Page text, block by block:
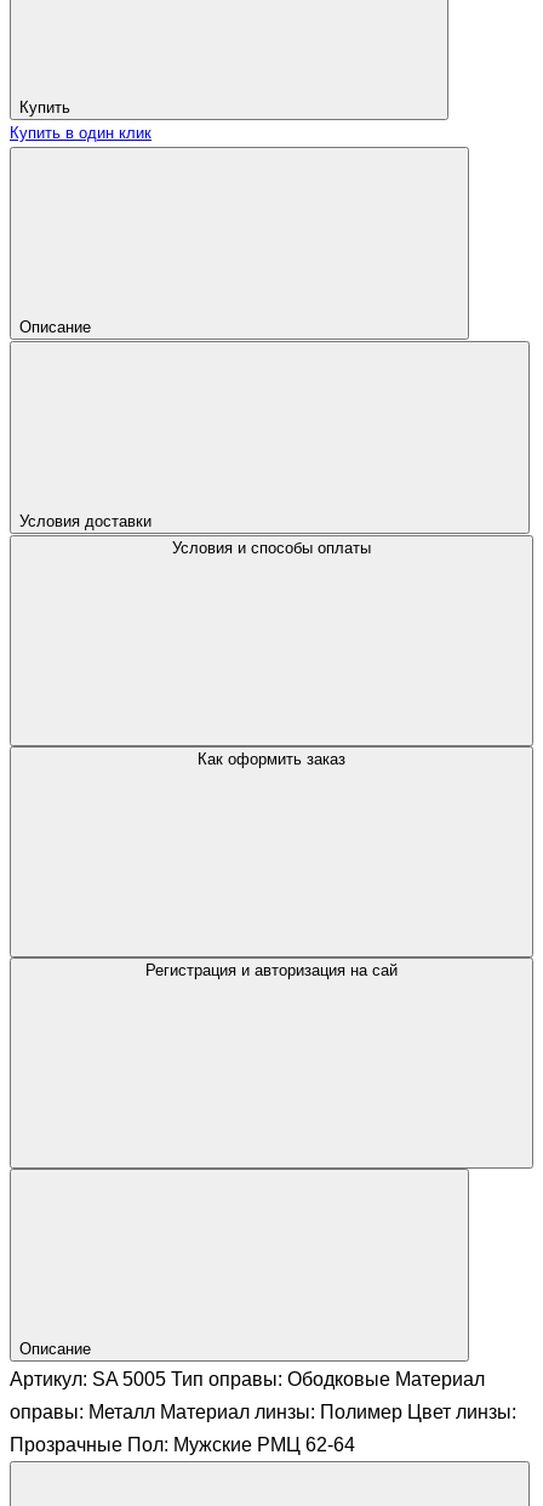
Купить
Купить в один клик
Описание
Условия доставки
Условия и способы оплаты
Как оформить заказ
Регистрация и авторизация на сай
Описание
Артикул: SA 5005 Тип оправы: Ободковые Материал
оправы: Металл Материал линзы: Полимер Цвет линзы:
Прозрачные Пол: Мужские РМЦ 62-64